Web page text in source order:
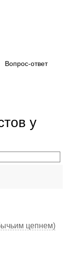
Вопрос-ответ
у
цепнем)